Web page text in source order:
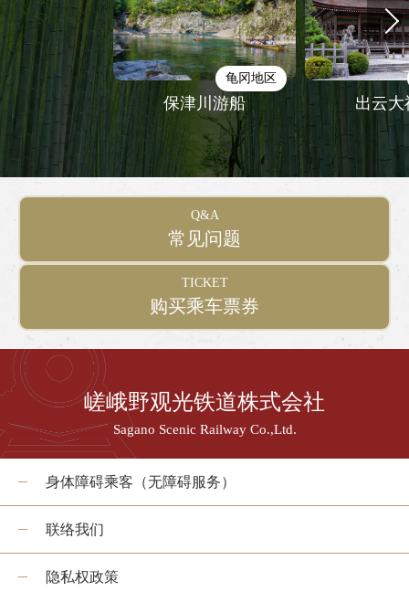
龟冈地区
保津川游船 出云大
Q&A
常见问题
TICKET
购买乘车票券
嵯峨野观光铁道株式会社
Sagano Scenic Railway Co.,Ltd.
身体障碍乘客（无障碍服务）
联络我们
隐私权政策